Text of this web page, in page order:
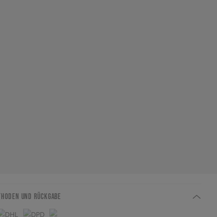
UND RÜCKGABE